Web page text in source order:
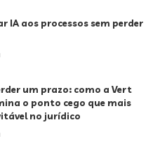
IA aos processos sem perder
um prazo: como a Vert
o ponto cego que mais
no jurídico